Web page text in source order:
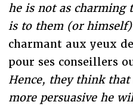
he is not as charming
is to them (or himself)
charmant aux yeux
pour ses conseillers
Hence, they think
more persuasive he